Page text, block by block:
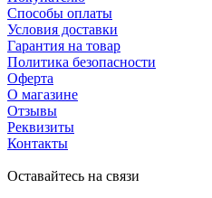
Способы оплаты
Условия доставки
Гарантия на товар
Политика безопасности
Оферта
О магазине
Отзывы
Реквизиты
Контакты
Оставайтесь на связи